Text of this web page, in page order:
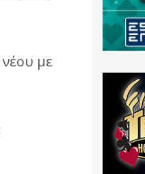
με